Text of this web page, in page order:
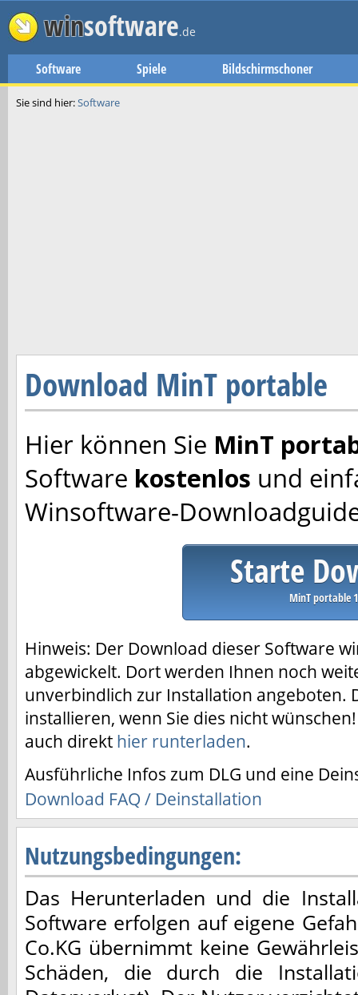
winsoftware.de
Software Spiele Bildschirmschoner
Sie sind hier:Software
Download MinT portable
Hier können Sie MinT
Software kostenlos und
Winsoftware-
Starte
MinT portable
Hinweis: Der Download dieser Software
abgewickelt. Dort werden Ihnen noch
unverbindlich zur Installation angeboten.
installieren, wenn Sie dies nicht
auch direkt hier runterladen.
Ausführliche Infos zum DLG und eine
Download FAQ / Deinstallation
Nutzungsbedingungen:
Das Herunterladen und die
Software erfolgen auf eigene
Co.KG übernimmt keine
Schäden, die durch die